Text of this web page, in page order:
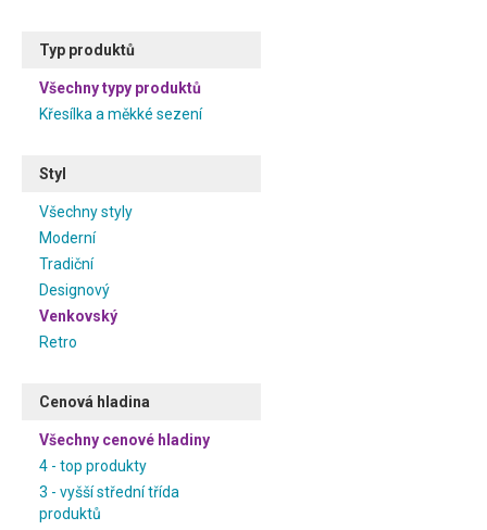
Typ produktů
Všechny typy produktů
Křesílka a měkké sezení
Styl
Všechny styly
Moderní
Tradiční
Designový
Venkovský
Retro
Cenová hladina
Všechny cenové hladiny
4 - top produkty
3 - vyšší střední třída
produktů